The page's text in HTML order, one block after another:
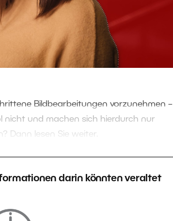
Bildbearbeitungen vorzunehmen –
nicht und machen sich hierdurch nur
Dann lesen Sie weiter.
darin könnten veraltet